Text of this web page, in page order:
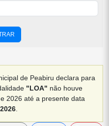
de Peabiru declara para
"LOA" não houve
2026 até a presente data
.